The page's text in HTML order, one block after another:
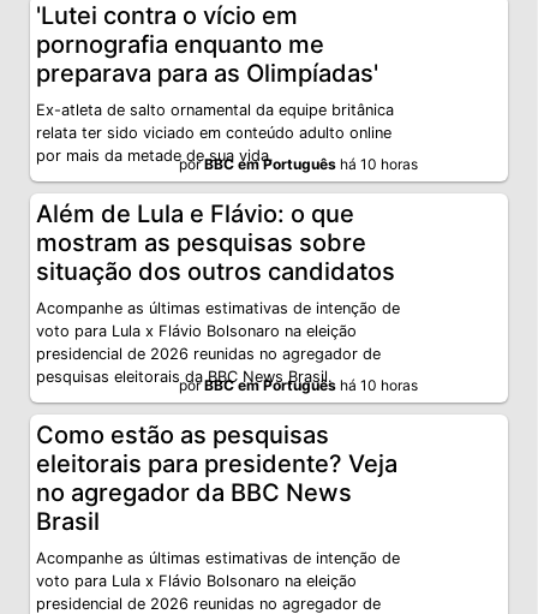
'Lutei contra o vício em
pornografia enquanto me
preparava para as Olimpíadas'
Ex-atleta de salto ornamental da equipe britânica
relata ter sido viciado em conteúdo adulto online
por mais da metade de sua vida.
porBBC em Português há 10 horas
Além de Lula e Flávio: o que
mostram as pesquisas sobre
situação dos outros candidatos
Acompanhe as últimas estimativas de intenção de
voto para Lula x Flávio Bolsonaro na eleição
presidencial de 2026 reunidas no agregador de
pesquisas eleitorais da BBC News Brasil.
porBBC em Português há 10 horas
Como estão as pesquisas
eleitorais para presidente? Veja
no agregador da BBC News
Brasil
Acompanhe as últimas estimativas de intenção de
voto para Lula x Flávio Bolsonaro na eleição
presidencial de 2026 reunidas no agregador de